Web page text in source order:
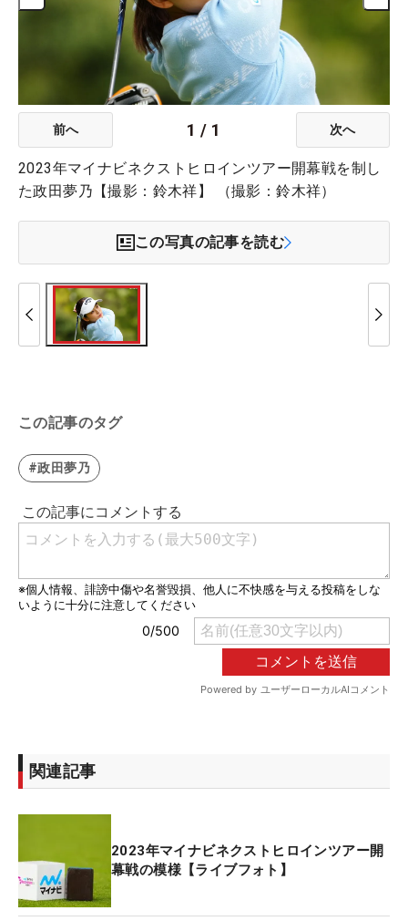
前へ 1 / 1 次へ
2023年マイナビネクストヒロインツアー開幕戦を制し
た政田夢乃【撮影：鈴木祥】 （撮影：鈴木祥）
この写真の記事を読む
この記事のタグ
#政田夢乃
関連記事
2023年マイナビネクストヒロインツアー開
幕戦の模様【ライブフォト】